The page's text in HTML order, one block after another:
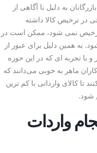
به دلیل نا آگاهی از
در ترخیص کالا داشته
ترخیص نمی شود، ممکن است در
به همین دلیل برای عبور از
و با تجربه ای که در این حوزه
ماهر به خوبی می‌دانند که
تا کالای وارداتی با کم ترین
شود.
واردات